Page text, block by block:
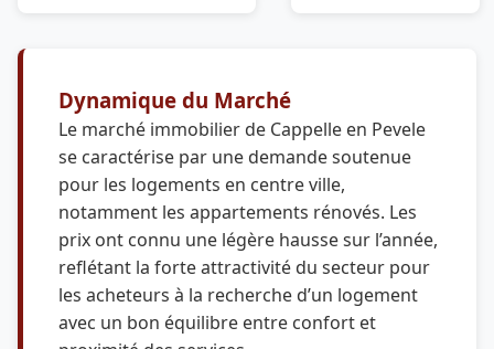
Dynamique du Marché
Le marché immobilier de Cappelle en Pevele
se caractérise par une demande soutenue
pour les logements en centre ville,
notamment les appartements rénovés. Les
prix ont connu une légère hausse sur l’année,
reflétant la forte attractivité du secteur pour
les acheteurs à la recherche d’un logement
avec un bon équilibre entre confort et